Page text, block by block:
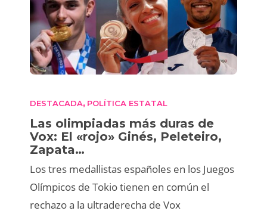
DESTACADA, POLÍTICA ESTATAL
Las olimpiadas más duras de
Vox: El «rojo» Ginés, Peleteiro,
Zapata…
Los tres medallistas españoles en los Juegos
Olímpicos de Tokio tienen en común el
rechazo a la ultraderecha de Vox